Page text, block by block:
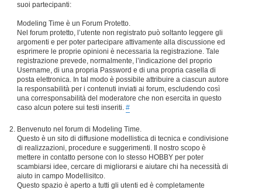
suoi partecipanti:
Modeling Time è un Forum Protetto.
Nel forum protetto, l’utente non registrato può soltanto leggere gli
argomenti e per poter partecipare attivamente alla discussione ed
esprimere le proprie opinioni è necessaria la registrazione. Tale
registrazione prevede, normalmente, l’indicazione del proprio
Username, di una propria Password e di una propria casella di
posta elettronica. In tal modo è possibile attribuire a ciascun autore
la responsabilità per i contenuti inviati ai forum, escludendo così
una corresponsabilità del moderatore che non esercita in questo
caso alcun potere sui testi inseriti. #
Benvenuto nel forum di Modeling Time.
Questo è un sito di diffusione modellistica di tecnica e condivisione
di realizzazioni, procedure e suggerimenti. Il nostro scopo è
mettere in contatto persone con lo stesso HOBBY per poter
scambiarsi idee, cercare di migliorarsi e aiutare chi ha necessità di
aiuto in campo Modellisitco.
Questo spazio è aperto a tutti gli utenti ed è completamente